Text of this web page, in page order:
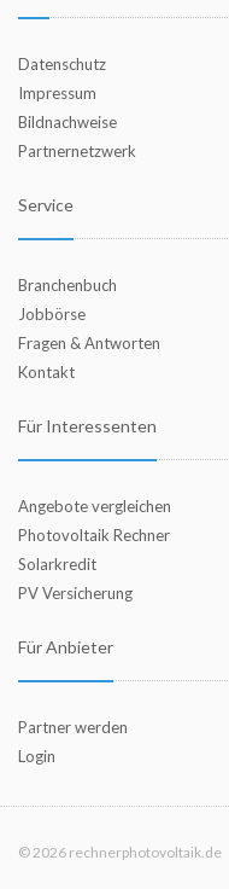
Datenschutz
Impressum
Bildnachweise
Partnernetzwerk
Service
Branchenbuch
Jobbörse
Fragen & Antworten
Kontakt
Für Interessenten
Angebote vergleichen
Photovoltaik Rechner
Solarkredit
PV Versicherung
Für Anbieter
Partner werden
Login
© 2026 rechnerphotovoltaik.de